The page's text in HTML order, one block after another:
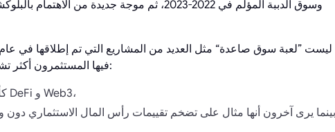
فيها المستثمرون أكثر تشككًا وحذرًا وأكثر تطلبًا. وهذا هو بالضبط السبب:
يرى بعض المحللين SUI كأساس لتطبيقات DeFi و Web3،